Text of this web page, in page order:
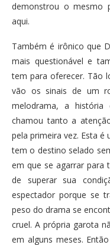
demonstrou o mesmo
aqui.
Também é irônico que
mais questionável e
tem para oferecer. Tão
vão os sinais de um
melodrama, a
chamou tanto a
pela primeira vez. Esta é
tem o destino selado
em que se agarrar para
de superar sua
espectador porque se
peso do drama se
cruel. A própria garota
em alguns meses.